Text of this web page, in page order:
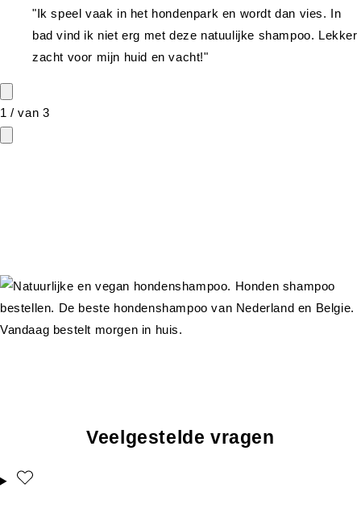
"Ik speel vaak in het hondenpark en wordt dan vies. In
bad vind ik niet erg met deze natuulijke shampoo. Lekker
zacht voor mijn huid en vacht!"
1 /van 3
Veelgestelde vragen